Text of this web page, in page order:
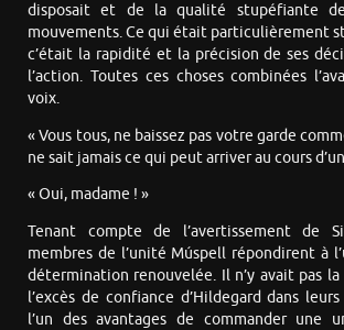
disposait et de la qualité stupéfiante
mouvements. Ce qui était particulièrement
c’était la rapidité et la précision de ses
l’action. Toutes ces choses combinées
voix.
« Vous tous, ne baissez pas votre garde
ne sait jamais ce qui peut arriver au cours
« Oui, madame ! »
Tenant compte de l’avertissement de
membres de l’unité Múspell répondirent à
détermination renouvelée. Il n’y avait pas
l’excès de confiance d’Hildegard dans
l’un des avantages de commander une